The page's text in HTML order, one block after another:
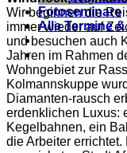
Fotoseminare
Alle Termine
Wir beginnen die
immer wieder auf
und besuchen auch
Jahren im Rahmen
Wohngebiet zur
Kolmannskuppe
Diamanten-rausch
erdenklichen Luxus:
Kegelbahnen, ein
die Arbeiter